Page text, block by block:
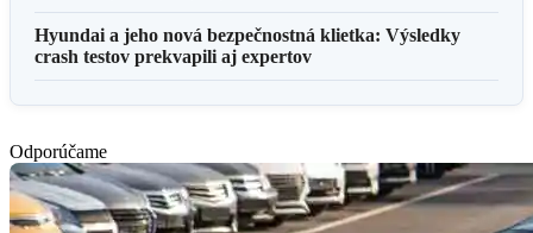
Hyundai a jeho nová bezpečnostná klietka: Výsledky
crash testov prekvapili aj expertov
Odporúčame